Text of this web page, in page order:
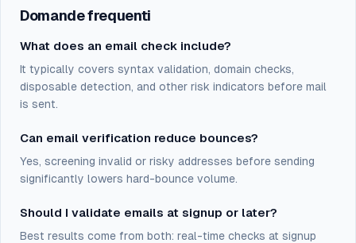
Domande frequenti
What does an email check include?
It typically covers syntax validation, domain checks,
disposable detection, and other risk indicators before mail
is sent.
Can email verification reduce bounces?
Yes, screening invalid or risky addresses before sending
significantly lowers hard-bounce volume.
Should I validate emails at signup or later?
Best results come from both: real-time checks at signup